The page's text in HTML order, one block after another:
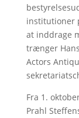
institutioner
at inddrage
trænger
Actors
Fra 1.
Prahl